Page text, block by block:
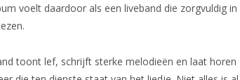
voelt daardoor als een liveband die zorgvuldig in
toont lef, schrijft sterke melodieën en laat horen